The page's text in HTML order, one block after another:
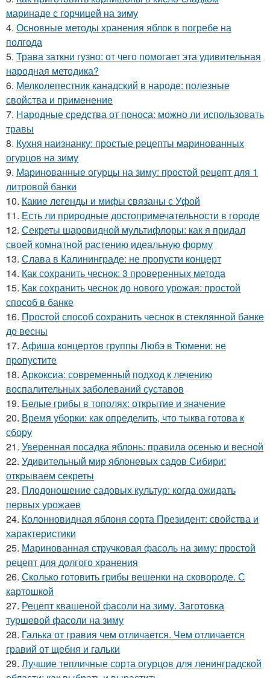
маринаде с горчицей на зиму
4. Основные методы хранения яблок в погребе на
полгода
5. Трава заткни гузно: от чего помогает эта удивительная
народная методика?
6. Мелколепестник канадский в народе: полезные
свойства и применение
7. Народные средства от поноса: можно ли использовать
травы
8. Кухня наизнанку: простые рецепты маринованных
огурцов на зиму
9. Маринованные огурцы на зиму: простой рецепт для 1
литровой банки
10. Какие легенды и мифы связаны с Уфой
11. Есть ли природные достопримечательности в городе
12. Секреты шаровидной мультифлоры: как я придал
своей комнатной растению идеальную форму
13. Слава в Калининграде: не пропусти концерт
14. Как сохранить чеснок: 3 проверенных метода
15. Как сохранить чеснок до нового урожая: простой
способ в банке
16. Простой способ сохранить чеснок в стеклянной банке
до весны
17. Афиша концертов группы Любэ в Тюмени: не
пропустите
18. Аркоксиа: современный подход к лечению
воспалительных заболеваний суставов
19. Белые грибы в тополях: открытие и значение
20. Время уборки: как определить, что тыква готова к
сбору
21. Уверенная посадка яблонь: правила осенью и весной
22. Удивительный мир яблоневых садов Сибири:
открываем секреты
23. Плодоношение садовых культур: когда ожидать
первых урожаев
24. Колонновидная яблоня сорта Президент: свойства и
характеристики
25. Маринованная стручковая фасоль на зиму: простой
рецепт для долгого хранения
26. Сколько готовить грибы вешенки на сковороде. С
картошкой
27. Рецепт квашеной фасоли на зиму. Заготовка
туршевой фасоли на зиму
28. Галька от гравия чем отличается. Чем отличается
гравий от щебня и гальки
29. Лучшие тепличные сорта огурцов для ленинградской